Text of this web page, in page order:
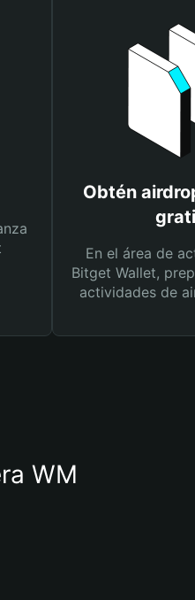
Obtén
En el área de
Bitget Wallet,
actividades de
WM